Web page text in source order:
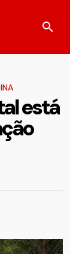
está